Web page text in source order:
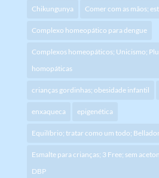
Chikungunya Comer com as mãos;
Complexo homeopático para dengue
Complexos homeopáticos; Unicismo;
homopáticas
crianças gordinhas; obesidade infantil
enxaqueca epigenética
Equilíbrio; tratar como um todo;
Esmalte para crianças; 3 Free; sem
DBP